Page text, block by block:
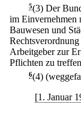
5(3) Der
im Einvernehmen
Bauwesen und
Arbeitgeber zur
Pflichten zu
6(4)
[1. Januar